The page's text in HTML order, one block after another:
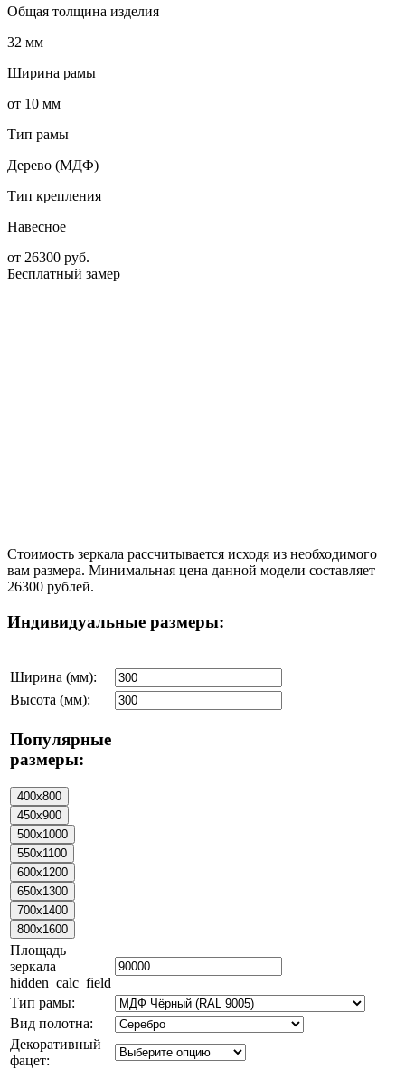
Общая толщина изделия
32 мм
Ширина рамы
от 10 мм
Тип рамы
Дерево (МДФ)
Тип крепления
Навесное
от 26300 руб.
Бесплатный замер
Стоимость зеркала рассчитывается исходя из необходимого
вам размера. Минимальная цена данной модели составляет
26300 рублей.
Индивидуальные размеры:
Ширина (мм):
Высота (мм):
Популярные
размеры:
Площадь
зеркала
hidden_calc_field
Тип рамы:
Вид полотна:
Декоративный
фацет: